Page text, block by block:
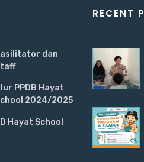
dan
PPDB Hayat
2024/2025
Hayat School
RECENT